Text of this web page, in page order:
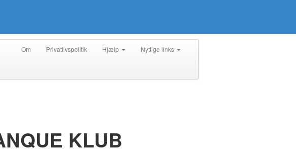
Om Privatlivspolitik Hjælp Nyttige links
KLUB